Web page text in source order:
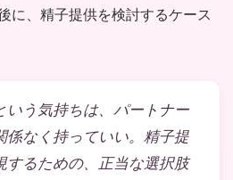
に、精子提供を検討するケース
いう気持ちは、パートナー
係なく持っていい。精子提
するための、正当な選択肢